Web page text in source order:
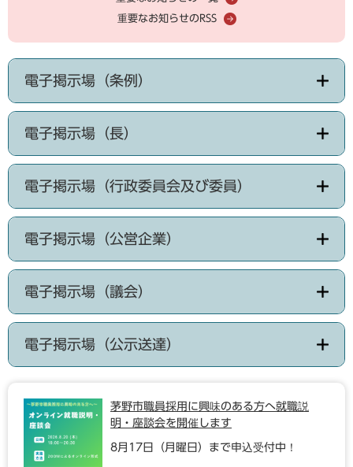
重要なお知らせのRSS
電子掲示場（条例）
電子掲示場（長）
電子掲示場（行政委員会及び委員）
電子掲示場（公営企業）
電子掲示場（議会）
電子掲示場（公示送達）
茅野市職員採用に興味のある方へ就職説
明・座談会を開催します
8月17日（月曜日）まで申込受付中！